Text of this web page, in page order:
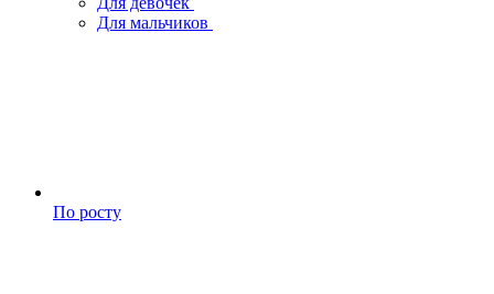
Для мальчиков
По росту